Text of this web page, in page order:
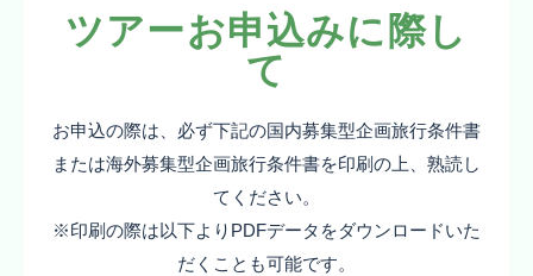
ツアーお申込みに際し
て
お申込の際は、必ず下記の国内募集型企画旅行条件書
または海外募集型企画旅行条件書を印刷の上、熟読し
てください。
※印刷の際は以下よりPDFデータをダウンロードいた
だくことも可能です。